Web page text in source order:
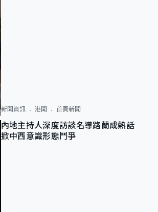
新聞資訊 港聞 首頁新聞
內地主持人深度訪談名導路蘭成熱話
掀中西意識形態鬥爭